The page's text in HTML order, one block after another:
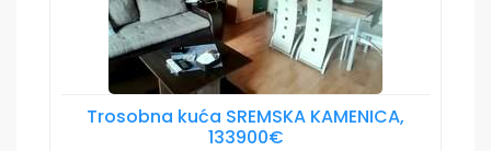
Trosobna kuća SREMSKA KAMENICA,
133900€